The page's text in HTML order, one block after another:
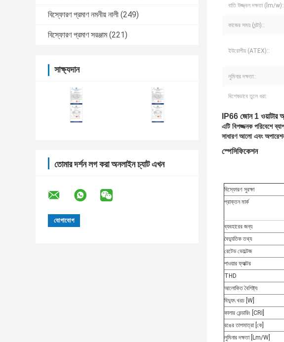
বিস্ফোরণ প্রমাণ নমনীয় নালী (249)
বিস্ফোরণ প্রমাণ সরঞ্জাম (221)
সাক্ষ্যদান
তোমার দর্শন লগ করা অনলাইন চ্যাট এখন
বাতি উজ্জ্বল দক্ষতা (lm/w)::
কাজের সময় (ঘন্টা)::
ইউরোপীয় (ATEX)::
লুমিনার দক্ষতা::
বিশেষভাবে তুলে ধরা:
IP66 জোন 1 ওয়াটার
এটি বিপজ্জনক পরিবেশে
সাধারণ আলো এবং
স্পেসিফিকেশন
বিস্ফোরণ সুরক্ষা
প্রাক্তন মার্ক
ব্যবহারের জন্য
বৈদ্যুতিক তথ্য
রেটেড ভোল্টেজ
পাওয়ার ফ্যাক্টর
THD
আলোকিত বৈশিষ্ট্য
বিদ্যুৎ খরচ [W]
কালার রেন্ডারিং [CRI]
রঙের তাপমাত্রা [কে]
লুমিনার দক্ষতা [Lm/W]